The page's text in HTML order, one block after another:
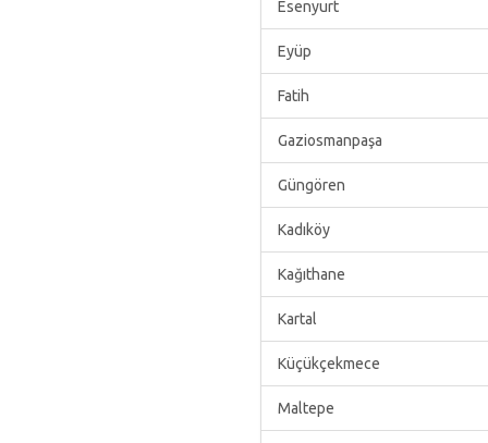
Esenyurt
Eyüp
Fatih
Gaziosmanpaşa
Güngören
Kadıköy
Kağıthane
Kartal
Küçükçekmece
Maltepe